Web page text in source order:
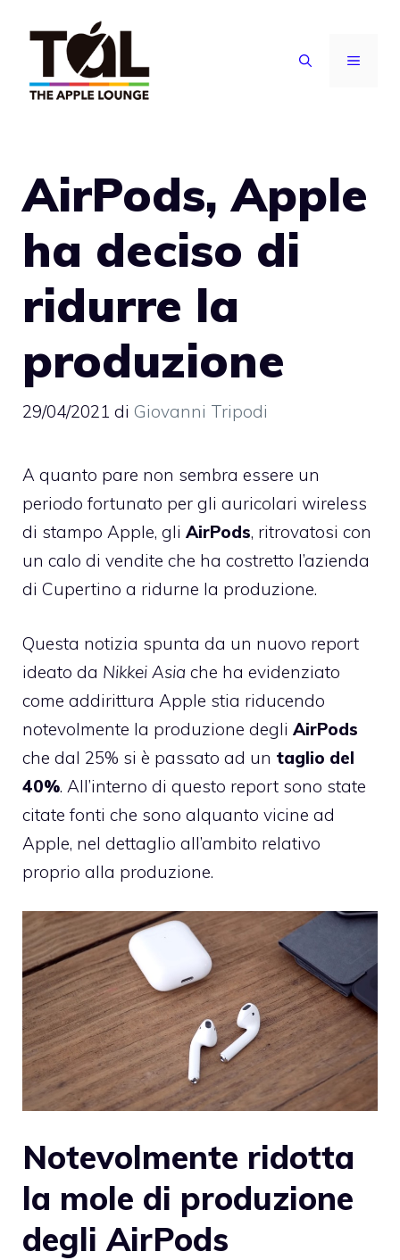
contenuto
MENU
AirPods, Apple
ha deciso di
ridurre la
produzione
29/04/2021 di Giovanni Tripodi
A quanto pare non sembra essere un
periodo fortunato per gli auricolari wireless
di stampo Apple, gli AirPods, ritrovatosi con
un calo di vendite che ha costretto l’azienda
di Cupertino a ridurne la produzione.
Questa notizia spunta da un nuovo report
ideato da Nikkei Asia che ha evidenziato
come addirittura Apple stia riducendo
notevolmente la produzione degli AirPods
che dal 25% si è passato ad un taglio del
40%. All’interno di questo report sono state
citate fonti che sono alquanto vicine ad
Apple, nel dettaglio all’ambito relativo
proprio alla produzione.
Notevolmente ridotta
la mole di produzione
degli AirPods